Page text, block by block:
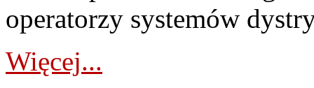
operatorzy systemów
Więcej...